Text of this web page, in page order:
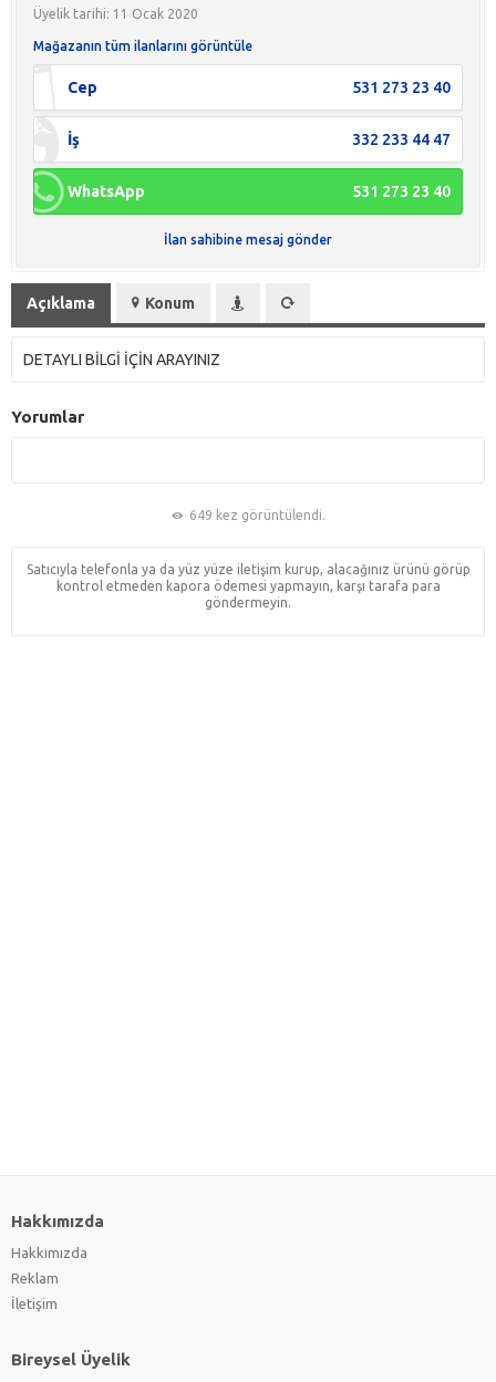
Üyelik tarihi: 11 Ocak 2020
Mağazanın tüm ilanlarını görüntüle
Cep 531 273 23 40
İş 332 233 44 47
WhatsApp 531 273 23 40
İlan sahibine mesaj gönder
Açıklama Konum
DETAYLI BİLGİ İÇİN ARAYINIZ
Yorumlar
649 kez görüntülendi.
Satıcıyla telefonla ya da yüz yüze iletişim kurup, alacağınız ürünü görüp
kontrol etmeden kapora ödemesi yapmayın, karşı tarafa para
göndermeyin.
Hakkımızda
Hakkımızda
Reklam
İletişim
Bireysel Üyelik